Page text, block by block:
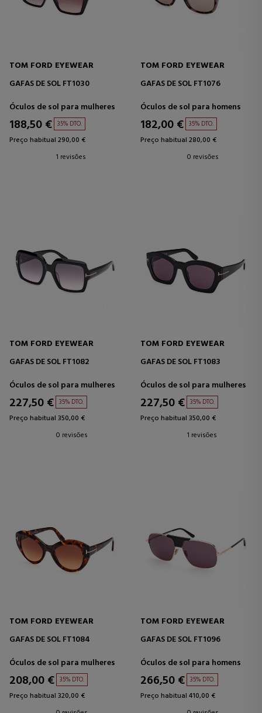
TOM FORD EYEWEAR
GAFAS DE SOL FT1030
Óculos de sol para mulheres
188,50 € 35% DTO.
Preço habitual 290,00 €
1 revisões
TOM FORD EYEWEAR
GAFAS DE SOL FT1076
Óculos de sol para homens
182,00 € 35% DTO.
Preço habitual 280,00 €
0 revisões
TOM FORD EYEWEAR
GAFAS DE SOL FT1082
Óculos de sol para mulheres
227,50 € 35% DTO.
Preço habitual 350,00 €
0 revisões
TOM FORD EYEWEAR
GAFAS DE SOL FT1083
Óculos de sol para mulheres
227,50 € 35% DTO.
Preço habitual 350,00 €
1 revisões
TOM FORD EYEWEAR
GAFAS DE SOL FT1084
Óculos de sol para mulheres
208,00 € 35% DTO.
Preço habitual 320,00 €
TOM FORD EYEWEAR
GAFAS DE SOL FT1096
Óculos de sol para homens
266,50 € 35% DTO.
Preço habitual 410,00 €